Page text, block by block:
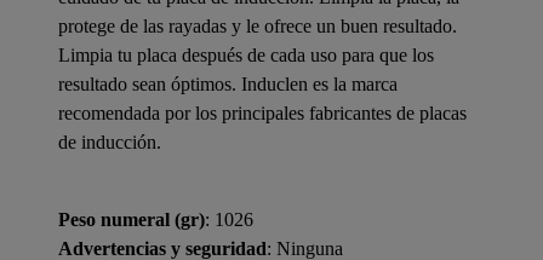
protege de las rayadas y le ofrece un buen resultado.
Limpia tu placa después de cada uso para que los
resultado sean óptimos. Induclen es la marca
recomendada por los principales fabricantes de placas
de inducción.
Peso numeral (gr): 1026
Advertencias y seguridad: Ninguna